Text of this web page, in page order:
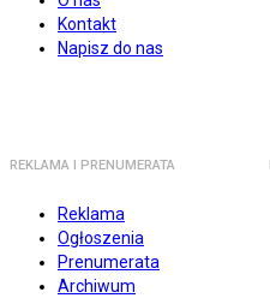
Kontakt
Napisz do nas
REKLAMA I PRENUMERATA
Reklama
Ogłoszenia
Prenumerata
Archiwum